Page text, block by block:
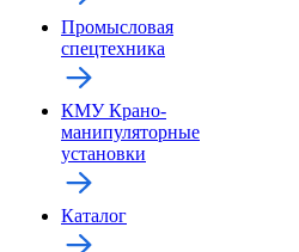
Промысловая
спецтехника
КМУ Крано-
манипуляторные
установки
Каталог